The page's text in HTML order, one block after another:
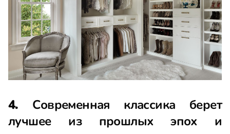
4. Современная классика берет
лучшее из прошлых эпох и